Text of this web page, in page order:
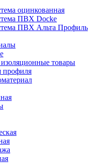
оцинкованная
ПВХ Docke
ПВХ Альта Профиль
товары
профиля